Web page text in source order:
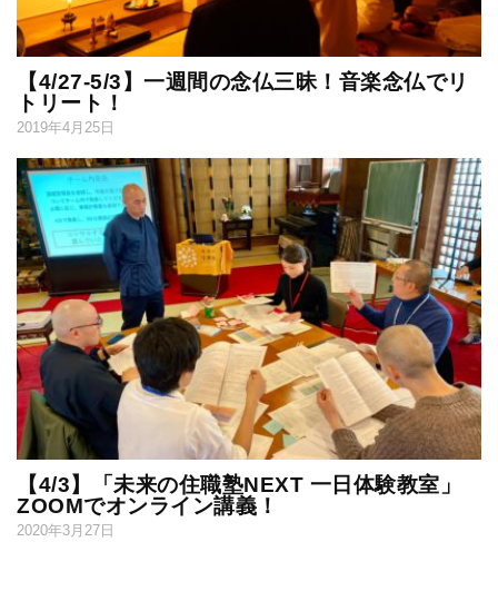
【4/27-5/3】一週間の念仏三昧！音楽念仏でリ
トリート！
2019年4月25日
【4/3】「未来の住職塾NEXT 一日体験教室」
ZOOMでオンライン講義！
2020年3月27日